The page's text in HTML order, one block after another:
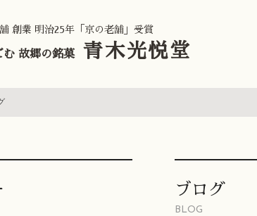
創業 明治25年「京の老舗」受賞
む 故郷の銘菓 青木光悦堂
ブログ
BLOG